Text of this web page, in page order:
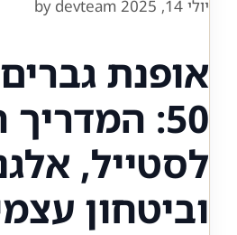
יולי 14, 2025 by devteam
אופנת
50:
לסטייל,
וביטחון